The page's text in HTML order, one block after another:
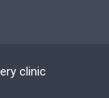
clinic